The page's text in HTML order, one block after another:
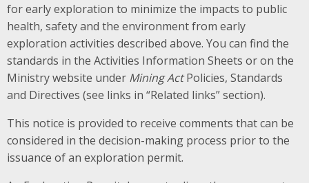
for early exploration to minimize the impacts to public
health, safety and the environment from early
exploration activities described above. You can find the
standards in the Activities Information Sheets or on the
Ministry website under Mining ActPolicies, Standards
and Directives (see links in “Related links” section).
This notice is provided to receive comments that can be
considered in the decision-making process prior to the
issuance of an exploration permit.